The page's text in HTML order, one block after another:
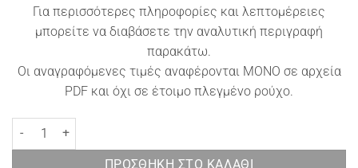
Για περισσότερες πληροφορίες και λεπτομέρειες
μπορείτε να διαβάσετε την αναλυτική περιγραφή
παρακάτω.
Οι αναγραφόμενες τιμές αναφέρονται ΜΟΝΟ σε αρχεία
PDF και όχι σε έτοιμο πλεγμένο ρούχο.
Πλεκτός λαιμός ψαροκόκκαλο Rainbow ποσότητα
ΠΡΟΣΘΉΚΗ ΣΤΟ ΚΑΛΆΘΙ